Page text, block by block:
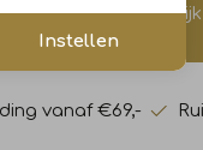
data omgaan?
vanaf €69,-
Instellen